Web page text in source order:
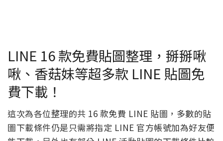
LINE 16 款免費貼圖整理，掰掰啾
啾、香菇妹等超多款 LINE 貼圖免
費下載！
這次為各位整理的共 16 款免費 LINE 貼圖，多數的貼
圖下載條件仍是只需將指定 LINE 官方帳號加為好友便